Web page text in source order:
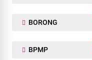
BORONG
BPMP